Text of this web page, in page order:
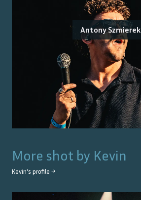
Antony Szmierek
More shot by Kevin
Kevin's profile →